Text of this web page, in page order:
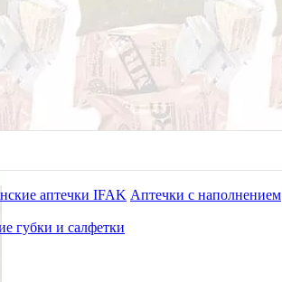
аптечки IFAK Аптечки с наполнением
губки и салфетки
Варио